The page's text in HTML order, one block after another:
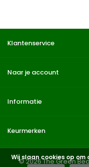
Klantenservice
Naar je account
Informatie
Keurmerken
© 2026 The Green
Wij slaan cookies op